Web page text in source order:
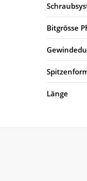
Bitgrösse
Länge